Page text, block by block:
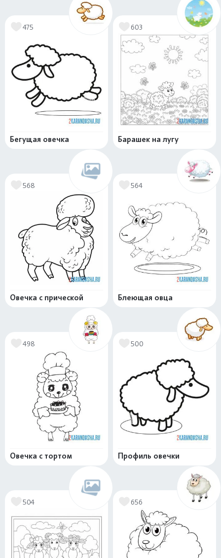
475
Бегущая овечка
603
Барашек на лугу
568
Овечка с прической
564
Блеющая овца
498
Овечка с тортом
500
Профиль овечки
504 656